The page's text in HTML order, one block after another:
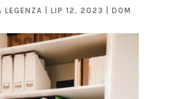
LEGENZA LIP 12, 2023 DOM